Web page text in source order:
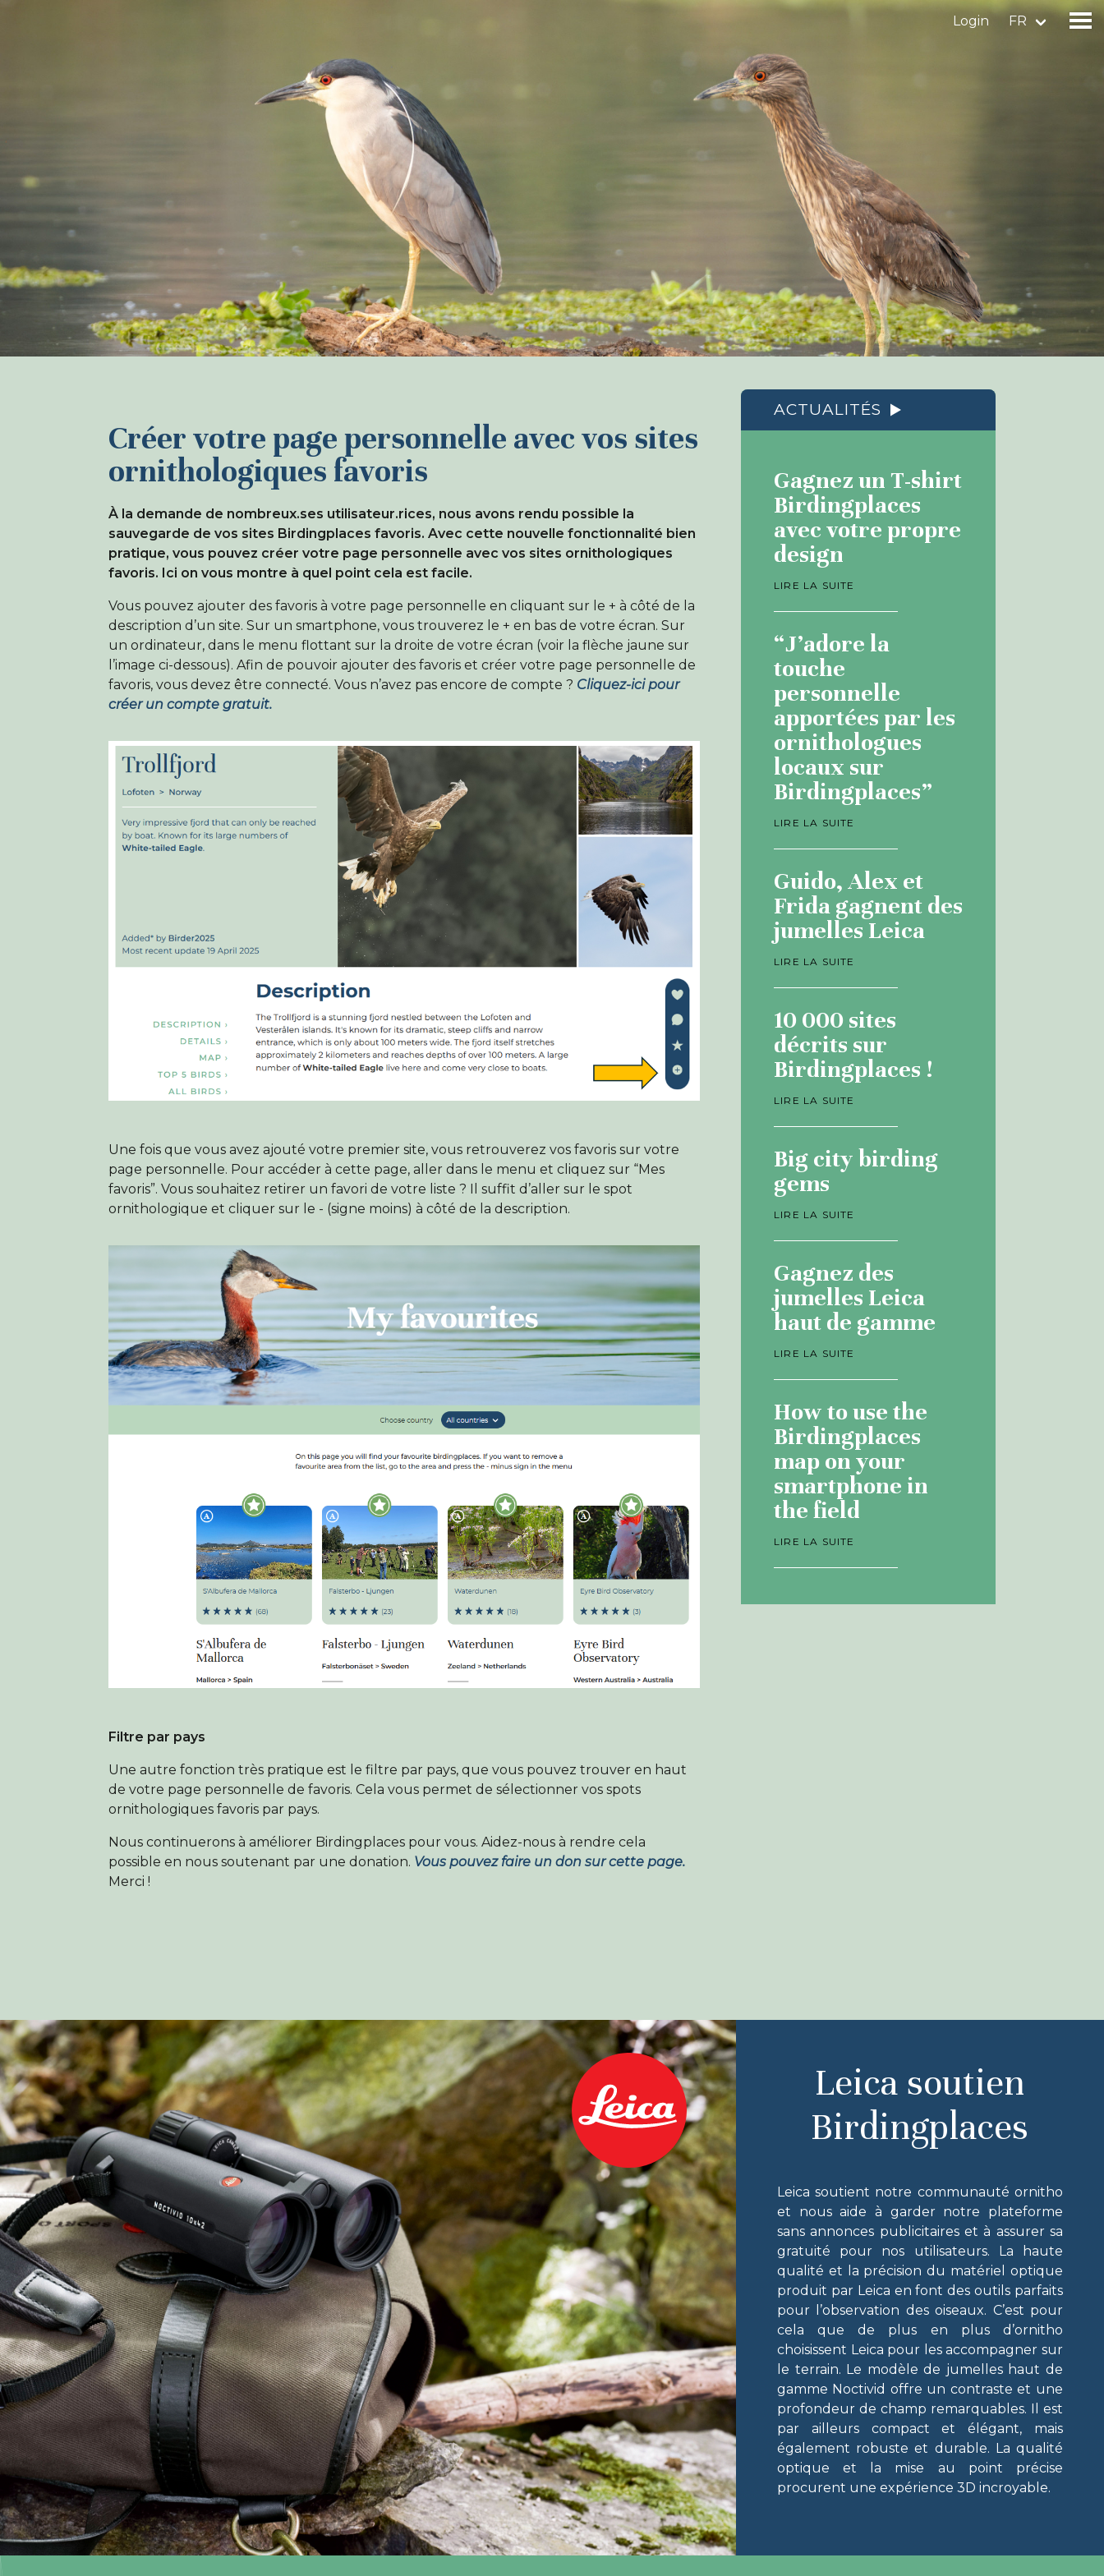
Login FR
Trouver un site d'observation
Ajouter un site d'observation
Trouver un oiseau
Actualités
Birdingplaces À l'honneur
Birdingplaces Top 100
Birders League
Mes favoris
Qui sommes nous ?
Boutique en ligne
Accueil
Créer votre page personnelle avec vos sites
ornithologiques favoris
À la demande de nombreux.ses utilisateur.rices, nous avons rendu possible la
sauvegarde de vos sites Birdingplaces favoris. Avec cette nouvelle fonctionnalité bien
pratique, vous pouvez créer votre page personnelle avec vos sites ornithologiques
favoris. Ici on vous montre à quel point cela est facile.
Vous pouvez ajouter des favoris à votre page personnelle en cliquant sur le + à côté de la
description d’un site. Sur un smartphone, vous trouverez le + en bas de votre écran. Sur
un ordinateur, dans le menu flottant sur la droite de votre écran (voir la flèche jaune sur
l’image ci-dessous). Afin de pouvoir ajouter des favoris et créer votre page personnelle de
favoris, vous devez être connecté. Vous n’avez pas encore de compte ? Cliquez-ici pour
créer un compte gratuit.
Une fois que vous avez ajouté votre premier site, vous retrouverez vos favoris sur votre
page personnelle. Pour accéder à cette page, aller dans le menu et cliquez sur “Mes
favoris”. Vous souhaitez retirer un favori de votre liste ? Il suffit d’aller sur le spot
ornithologique et cliquer sur le - (signe moins) à côté de la description.
Filtre par pays
Une autre fonction très pratique est le filtre par pays, que vous pouvez trouver en haut
de votre page personnelle de favoris. Cela vous permet de sélectionner vos spots
ornithologiques favoris par pays.
Nous continuerons à améliorer Birdingplaces pour vous. Aidez-nous à rendre cela
possible en nous soutenant par une donation. Vous pouvez faire un don sur cette page.
Merci !
ACTUALITÉS
Gagnez un T-shirt
Birdingplaces
avec votre propre
design
LIRE LA SUITE
“J’adore la
touche
personnelle
apportées par les
ornithologues
locaux sur
Birdingplaces”
LIRE LA SUITE
Guido, Alex et
Frida gagnent des
jumelles Leica
LIRE LA SUITE
10 000 sites
décrits sur
Birdingplaces !
LIRE LA SUITE
Big city birding
gems
LIRE LA SUITE
Gagnez des
jumelles Leica
haut de gamme
LIRE LA SUITE
How to use the
Birdingplaces
map on your
smartphone in
the field
LIRE LA SUITE
Leica soutien
Birdingplaces
Leica soutient notre communauté ornitho
et nous aide à garder notre plateforme
sans annonces publicitaires et à assurer sa
gratuité pour nos utilisateurs. La haute
qualité et la précision du matériel optique
produit par Leica en font des outils parfaits
pour l’observation des oiseaux. C’est pour
cela que de plus en plus d’ornitho
choisissent Leica pour les accompagner sur
le terrain. Le modèle de jumelles haut de
gamme Noctivid offre un contraste et une
profondeur de champ remarquables. Il est
par ailleurs compact et élégant, mais
également robuste et durable. La qualité
optique et la mise au point précise
procurent une expérience 3D incroyable.